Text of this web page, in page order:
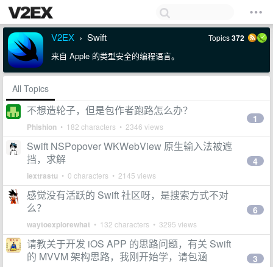
V2EX › Swift Topics372
来自 Apple 的类型安全的编程语言。
All Topics
不想造轮子，但是包作者跑路怎么办？
Phishion • 182 characters • 2346 views
1
Swift NSPopover WKWebView 原生输入法被遮
挡，求解
iextrastu • 0 characters • 2145 views
4
感觉没有活跃的 Swift 社区呀，是搜索方式不对
么？
waytoexplorewhat • 132 characters • 3295 views
6
请教关于开发 iOS APP 的思路问题，有关 Swift
的 MVVM 架构思路，我刚开始学，请包涵
3